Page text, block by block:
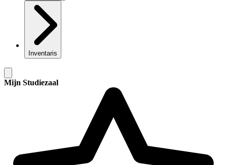
Inventaris
Mijn Studiezaal